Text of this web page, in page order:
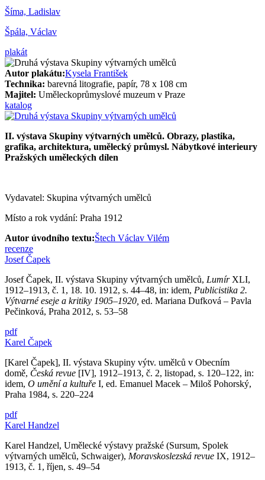
Šíma, Ladislav
Špála, Václav
plakát
Autor plakátu:Kysela František
Technika: barevná litografie, papír, 78 x 108 cm
Majitel: Uměleckoprůmyslové muzeum v Praze
katalog
II. výstava Skupiny výtvarných umělců. Obrazy, plastika,
grafika, architektura, umělecký průmysl. Nábytkové interieury
Pražských uměleckých dílen
Vydavatel: Skupina výtvarných umělců
Místo a rok vydání: Praha 1912
Autor úvodního textu:Štech Václav Vilém
recenze
Josef Čapek
Josef Čapek, II. výstava Skupiny výtvarných umělců, Lumír XLI,
1912–1913, č. 1, 18. 10. 1912, s. 44–48, in: idem, Publicistika 2.
Výtvarné eseje a kritiky 1905–1920, ed. Mariana Dufková – Pavla
Pečinková, Praha 2012, s. 53–58
pdf
Karel Čapek
[Karel Čapek], II. výstava Skupiny výtv. umělců v Obecním
domě, Česká revue [IV], 1912–1913, č. 2, listopad, s. 120–122, in:
idem, O umění a kultuře I, ed. Emanuel Macek – Miloš Pohorský,
Praha 1984, s. 220–224
pdf
Karel Handzel
Karel Handzel, Umělecké výstavy pražské (Sursum, Spolek
výtvarných umělců, Schwaiger), Moravskoslezská revue IX, 1912–
1913, č. 1, říjen, s. 49–54